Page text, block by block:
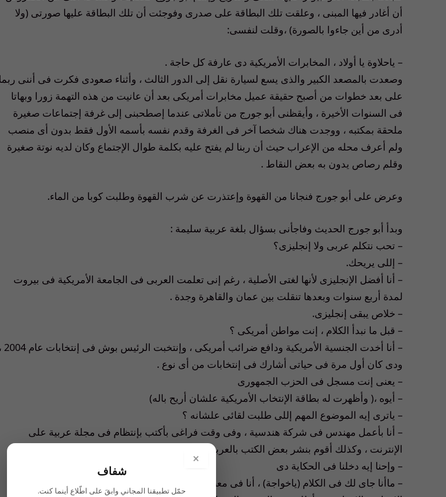
أن أغادر فيها المبنى ، وعلقت تلك البطاقة على صدرى وفوجئت أن تلك البطاقة عليها صورتى (ولا
أدرى من أين جاءوا بالصورة) ،وقلت لنفسى:
– ياحلاوة يا أولاد ، المخابرات الأمريكية دى عارفة كل حاجة .
وصعدت بالمصعد الكبير والذى يسع لسيارة نقل إلى الدور الثالث ، وأثناء صعودى فكرت فى أننى ربما
على بعد خطوات من أصبح حقيقة عميل مخابرات أمريكى بعد أن عانيت من هذه التهمة زورا وبهاتا
فى السنوات الأخيرة ، وأيقظنى أبو جورج من تأملاتى عندما إصطحبنى إلى غرفة إجتماعات صغيرة
ملحقة بمكتبه ، ووجدت هناك شخصا آخر فى الغرفة وقدم نفسه بأسمه الأول فقط بدون أى منصب
ولم أعرف محله من الإعراب حيث أن ربنا لم يفتح عليه بكلمة طوال الإجتماع وكان لديه نوتة صغيرة
وقلم رصاص يدون به بعض النقاط .
وعرض على أبو جورج فنجانا من القهوة وإعتذرت عن شرب القهوة وطلبت كوبا من الماء.
وبدأ أبو جورج الحديث وفاجأنى بسؤال بلغة عربية سليمة :
– تحب نتكلم عربى ولا إنجليزى؟
– إللى يريحك.
– أنا أفضل الإنجليزى لأنها لغتى الأصلية ، رغم إنى تعلمت العربى فى الجامعة الأمريكية فى بيروت
لمدة أربع سنوات وبعدها تنقلت بين عمان والقاهرة وجدة .
– خلاص يبقى إنجليزى.
– قبل ما نبدأ الكلام ، إنت مواطن أمريكى ؟
– أنا أخدت الجنسية الأمريكية ودافع ضرائب أمريكى ، وإنتخبت الرئيس بوش فى إنتخابات عام 2004 ،
ودى كان أول مرة فى حياتى أشارك فى إنتخابات من أى نوع .
– يعنى إنت مسجل فى الحزب الجمهورى
– أيوه ،( وأظهرت له بطاقة الإنتخاب الأمريكية علشان أريح باله)
– ياترى إيه الموضوع المهم إللى طلبت لقائى علشانه ؟
– أنا بأعمل مهندس فى شركة هندسية ، وفى وقت فراغى بأكتب بإنتظام فى مجلة عربية على
الإنترنت ، وكذلك أقوم بنشر بعض الكتب بالعربية .
– وإحنا إيه دخلنا فى الحكاية دى
– ماأنا جاى لك فى الكلام (ياخواجة) ، أنا فى معظم كتاباتى با أدافع عن الحرية والعدالة وباأهاجم
×
شفاف
حمّل تطبيقنا المجاني وابقَ على اطّلاع أينما كنت.